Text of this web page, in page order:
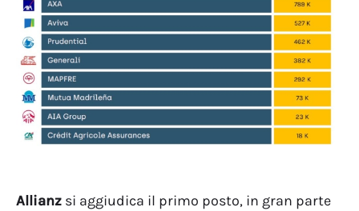
Allianz si aggiudica il primo posto, in gran parte